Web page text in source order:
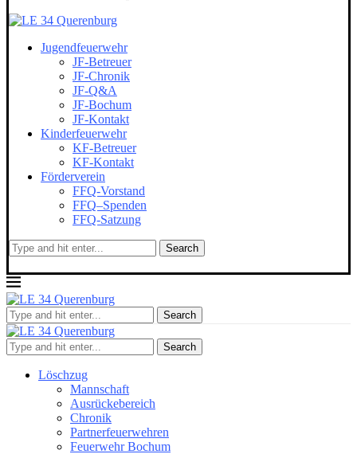
Jugendfeuerwehr
JF-Betreuer
JF-Chronik
JF-Q&A
JF-Bochum
JF-Kontakt
Kinderfeuerwehr
KF-Betreuer
KF-Kontakt
Förderverein
FFQ-Vorstand
FFQ–Spenden
FFQ-Satzung
Search
Search
Search
Löschzug
Mannschaft
Ausrückebereich
Chronik
Partnerfeuerwehren
Feuerwehr Bochum